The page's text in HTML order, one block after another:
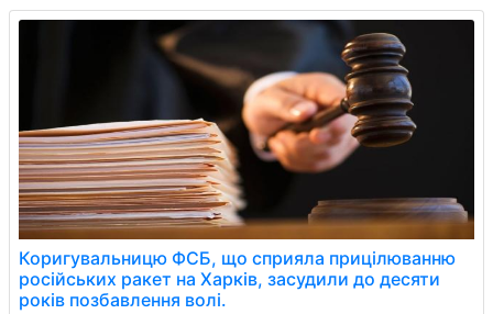
Коригувальницю ФСБ, що сприяла прицілюванню
російських ракет на Харків, засудили до десяти
років позбавлення волі.